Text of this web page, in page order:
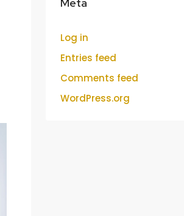
Meta
Log in
Entries feed
Comments feed
WordPress.org